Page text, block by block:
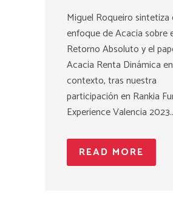
Miguel Roqueiro sintetiza
enfoque de Acacia sobre
Retorno Absoluto y el
Acacia Renta Dinámica
contexto, tras nuestra
participación en Rankia
Experience Valencia
READ MORE